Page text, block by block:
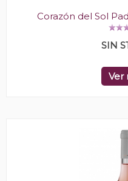
Corazón del Sol
SIN
Ver